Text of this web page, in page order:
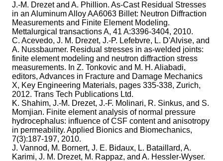
J.-M. Drezet and A. Phillion. As-Cast Residual Stresses
in an Aluminum Alloy AA6063 Billet: Neutron Diffraction
Measurements and Finite Element Modeling.
Mettalurgical transactions A, 41 A:3396-3404, 2010.
C. Acevedo, J. M. Drezet, J.-P. Lefebvre, L. D'Alvise, and
A. Nussbaumer. Residual stresses in as-welded joints:
finite element modeling and neutron diffraction stress
measurements. In Z. Tonkovic and M. H. Aliabadi,
editors, Advances in Fracture and Damage Mechanics
X, Key Engineering Materials, pages 335-338, Zurich,
2012. Trans Tech Publications Ltd.
K. Shahim, J.-M. Drezet, J.-F. Molinari, R. Sinkus, and S.
Momjian. Finite element analysis of normal pressure
hydrocephalus: influence of CSF content and anisotropy
in permeability. Applied Bionics and Biomechanics,
7(3):187-197, 2010.
J. Vannod, M. Bornert, J. E. Bidaux, L. Bataillard, A.
Karimi, J. M. Drezet, M. Rappaz, and A. Hessler-Wyser.